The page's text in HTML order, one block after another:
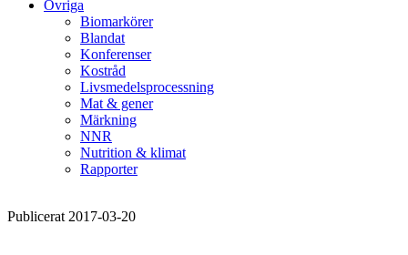
Övriga
Biomarkörer
Blandat
Konferenser
Kostråd
Livsmedelsprocessning
Mat & gener
Märkning
NNR
Nutrition & klimat
Rapporter
Publicerat 2017-03-20